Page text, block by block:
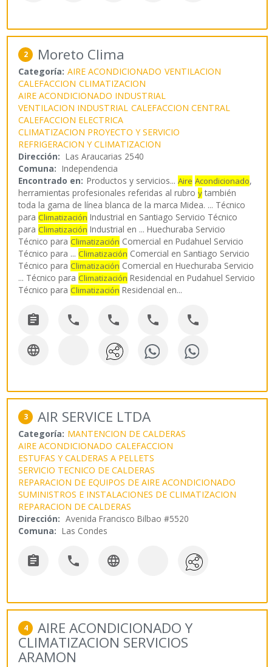
2 Moreto Clima
Categoría: AIRE ACONDICIONADO VENTILACION
CALEFACCION CLIMATIZACION
AIRE ACONDICIONADO INDUSTRIAL
VENTILACION INDUSTRIAL CALEFACCION CENTRAL
CALEFACCION ELECTRICA
CLIMATIZACION PROYECTO Y SERVICIO
REFRIGERACION Y CLIMATIZACION
Dirección: Las Araucarias 2540
Comuna: Independencia
Encontrado en: Productos y servicios...Aire Acondicionado,
herramientas profesionales referidas al rubroy también
toda la gama de línea blanca de la marca Midea. ... Técnico
para Climatización Industrial en Santiago Servicio Técnico
para Climatización Industrial en ... Huechuraba Servicio
Técnico para Climatización Comercial en Pudahuel Servicio
Técnico para ... Climatización Comercial en Santiago Servicio
Técnico para Climatización Comercial en Huechuraba Servicio
... Técnico para Climatización Residencial en Pudahuel Servicio
Técnico para Climatización Residencial en...
    

3 AIR SERVICE LTDA
Categoría: MANTENCION DE CALDERAS
AIRE ACONDICIONADO CALEFACCION
ESTUFAS Y CALDERAS A PELLETS
SERVICIO TECNICO DE CALDERAS
REPARACION DE EQUIPOS DE AIRE ACONDICIONADO
SUMINISTROS E INSTALACIONES DE CLIMATIZACION
REPARACION DE CALDERAS
Dirección: Avenida Francisco Bilbao #5520
Comuna: Las Condes
  
4 AIRE ACONDICIONADO Y
CLIMATIZACION SERVICIOS
ARAMON